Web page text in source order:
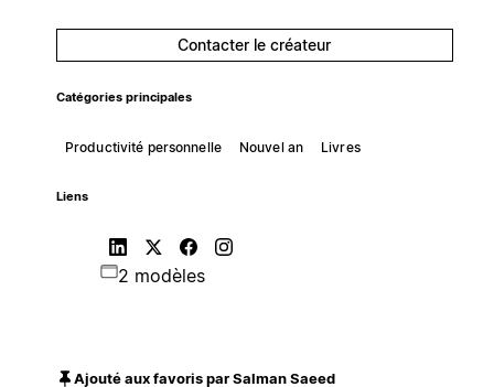
Contacter le créateur
Catégories principales
Productivité personnelle Nouvel an Livres
Liens
2 modèles
Ajouté aux favoris par Salman Saeed